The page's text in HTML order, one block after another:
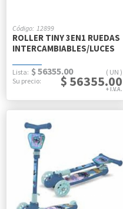
12899
ROLLER TINY 3EN1 RUEDAS
INTERCAMBIABLES/LUCES
UN
$ 56355.00
$ 56355.00